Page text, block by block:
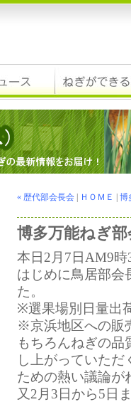
« 歴代部会長会 ＨＯＭＥ 博
博多万能ねぎ
本日2月7日AM9
はじめに鳥居部会
た。
※選果場別日量出
※京浜地区への販
もちろんねぎの
し上がっていただ
ための熱い議論が
又2月3日から5日